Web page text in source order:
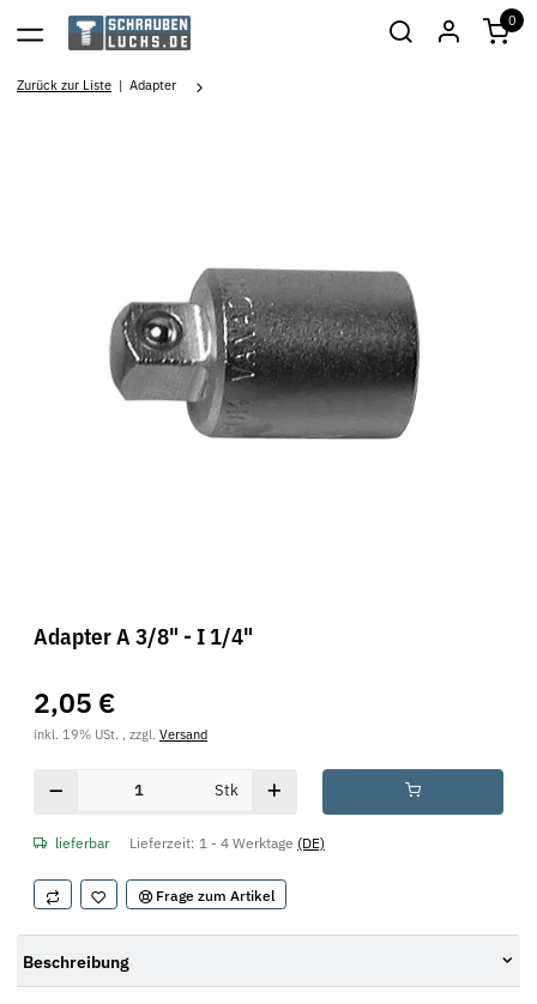
0
Zurück zur Liste Adapter
Adapter A 3/8" - I 1/4"
2,05 €
inkl. 19% USt. , zzgl. Versand
Stk
lieferbar Lieferzeit: 1 - 4 Werktage (DE)
Frage zum Artikel
Beschreibung